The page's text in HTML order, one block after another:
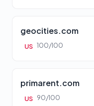
geocities.com
US 100/100
primarent.com
US 90/100